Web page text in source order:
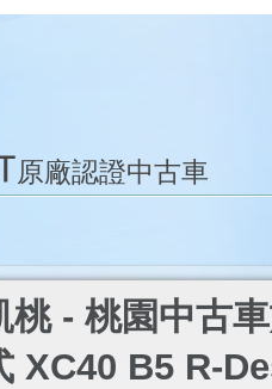
原廠認證中古車
桃 - 桃園中古
XC40 B5 R-